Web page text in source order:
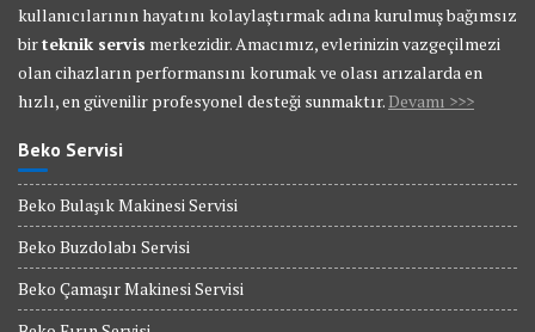
kullanıcılarının hayatını kolaylaştırmak adına kurulmuş bağımsız
birteknik servis merkezidir. Amacımız, evlerinizin vazgeçilmezi
olan cihazların performansını korumak ve olası arızalarda en
hızlı, en güvenilir profesyonel desteği sunmaktır. Devamı >>>
Beko Servisi
Beko Bulaşık Makinesi Servisi
Beko Buzdolabı Servisi
Beko Çamaşır Makinesi Servisi